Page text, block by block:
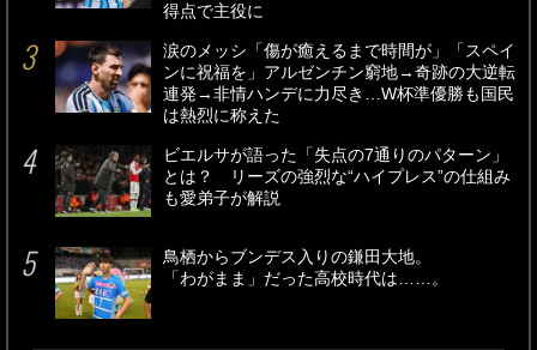
得点で主役に
涙のメッシ「傷が癒えるまで時間が」「スペイ
ンに祝福を」アルゼンチン窮地→奇跡の大逆転
連発→非情ハンデに力尽き…W杯準優勝も国民
は熱烈に称えた
ビエルサが語った「失点の7通りのパターン」
とは？ リーズの強烈な“ハイプレス”の仕組み
も愛弟子が解説
鳥栖からブンデス入りの鎌田大地。
「わがまま」だった高校時代は……。